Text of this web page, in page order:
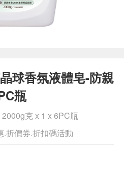
球香氛液體皂-防親
瓶
克 x 1 x 6PC瓶
折價券.折扣碼活動